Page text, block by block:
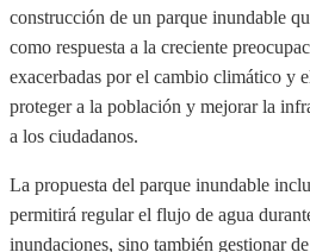
construcción de un parque inundable
como respuesta a la creciente
exacerbadas por el cambio climático y
proteger a la población y mejorar la
a los ciudadanos.
La propuesta del parque inundable
permitirá regular el flujo de agua
inundaciones, sino también gestionar